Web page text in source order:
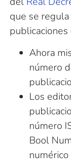
que se
publicaciones
Ahora
número
Los
número
Bool